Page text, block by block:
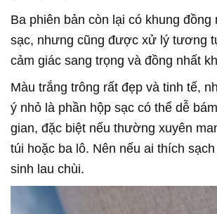
Ba phiên bản còn lại có khung đồng
sạc, nhưng cũng được xử lý tương
cảm giác sang trọng và đồng nhất
Màu trắng trông rất đẹp và tinh tế,
ý nhỏ là phần hộp sạc có thể dễ
gian, đặc biệt nếu thường xuyên
túi hoặc ba lô. Nên nếu ai thích
sinh lau chùi.